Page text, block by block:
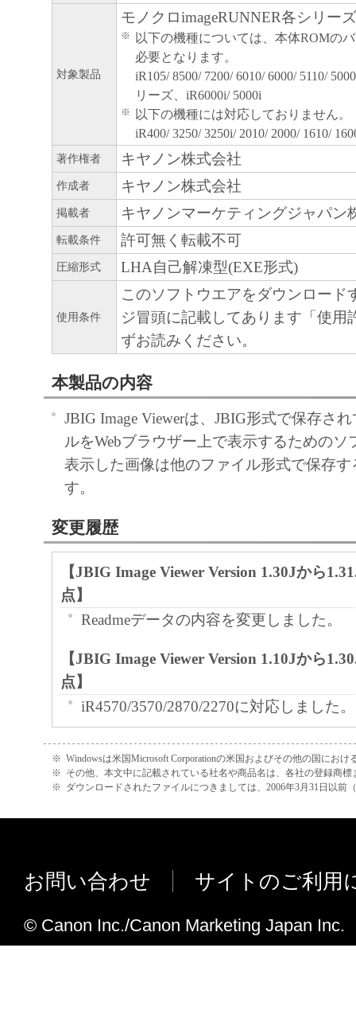
対象製品
モノクロimageRUNNER各シリーズ
※
以下の機種については、本体ROMの
必要となります。
iR105/ 8500/ 7200/ 6010/ 6000/ 5110/
リーズ、iR6000i/ 5000i
※
以下の機種には対応しておりません。
iR400/ 3250/ 3250i/ 2010/ 2000/ 1610/
著作権者 キヤノン株式会社
作成者 キヤノン株式会社
掲載者 キヤノンマーケティングジャパン
転載条件 許可無く転載不可
圧縮形式 LHA自己解凍型(EXE形式)
使用条件
このソフトウエアをダウンロード
ジ冒頭に記載してあります「使用
ずお読みください。
本製品の内容
JBIG Image Viewerは、JBIG形式で保存さ
ルをWebブラウザー上で表示するためのソ
表示した画像は他のファイル形式で保存
す。
変更履歴
【JBIG Image Viewer Version 1.30Jから
点】
Readmeデータの内容を変更しました。
【JBIG Image Viewer Version 1.10Jから
点】
iR4570/3570/2870/2270に対応しました。
【JBIG Image Viewer Version 1.00Jからの
解像度による表示倍率変更機能
縦方向と横方向の読み取り解像度が異
の比率が同じになるように自動的に変
文書の保存時に解像度を指定すること
きな解像度を指定して保存することは
※ Windowsは米国Microsoft Corporationの米国およびその他の国におけ
※ その他、本文中に記載されている社名や商品名は、各社の登録商標
※ ダウンロードされたファイルにつきましては、2006年3月31日以
お問い合わせ サイトのご利用
© Canon Inc./Canon Marketing Japan Inc.